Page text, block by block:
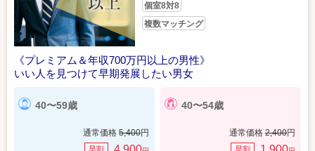
個室8対8
複数マッチング
《プレミアム＆年収700万円以上の男性》
いい人を見つけて早期発展したい男女
40〜59歳
通常価格 5,400円
早割
40〜54歳
通常価格 2,400円
早割